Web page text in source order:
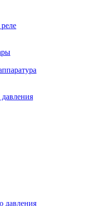
давления